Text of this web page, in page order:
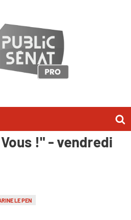
l'a dit dans
!" - vendredi
LE PEN